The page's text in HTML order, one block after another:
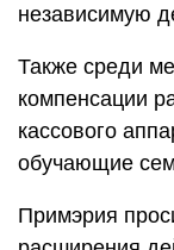
независимую
Также среди
компенсации
кассового
обучающие
Примэрия